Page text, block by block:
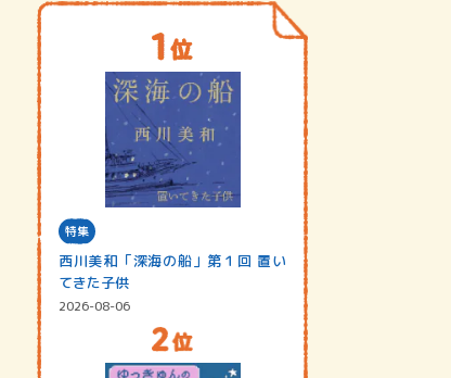
特集
西川美和「深海の船」第１回 置い
てきた子供
2026-08-06